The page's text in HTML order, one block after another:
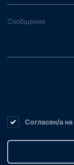
Согласен/а на